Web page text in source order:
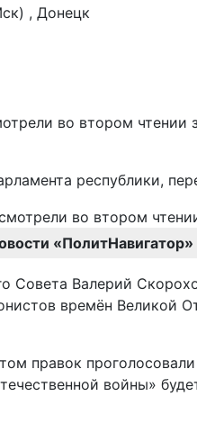
, Донецк
во втором чтении
республики,
«ПолитНавигатор»
Совета Валерий
времён Великой
правок
войны»